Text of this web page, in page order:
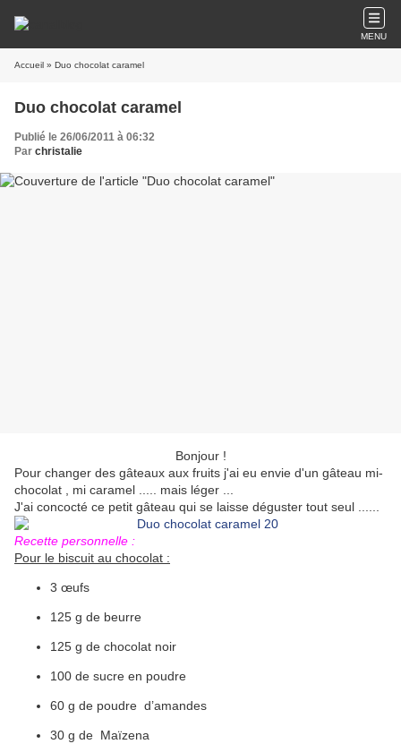
MENU
Accueil » Duo chocolat caramel
Duo chocolat caramel
Publié le 26/06/2011 à 06:32
Par christalie
Bonjour !
Pour changer des gâteaux aux fruits j'ai eu envie d'un gâteau mi-
chocolat , mi caramel ..... mais léger ...
J'ai concocté ce petit gâteau qui se laisse déguster tout seul ......
Recette personnelle :
Pour le biscuit au chocolat :
3 œufs
125 g de beurre
125 g de chocolat noir
100 de sucre en poudre
60 g de poudre d’amandes
30 g de Maïzena